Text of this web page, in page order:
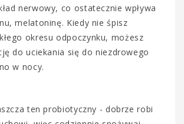
nerwowy, co ostatecznie wpływa
melatoninę. Kiedy nie śpisz
okresu odpoczynku, możesz
do uciekania się do niezdrowego
w nocy.
ten probiotyczny - dobrze robi